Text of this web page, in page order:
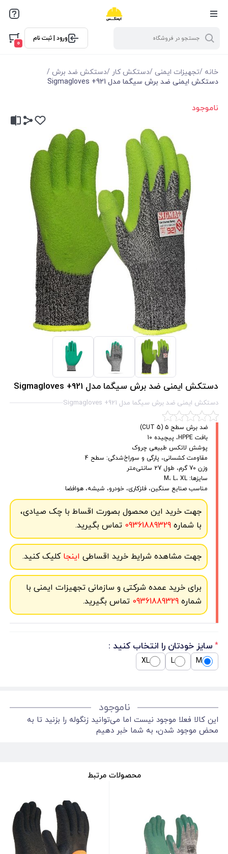
ورود | ثبت نام
0
خانه /تجهیزات ایمنی /دستکش کار /دستکش ضد برش /
دستکش ایمنی ضد برش سیگما مدل Sigmagloves +921
ناموجود
دستکش ایمنی ضد برش سیگما مدل Sigmagloves +921
دستکش ایمنی ضد برش سیگما مدل Sigmagloves +921
ضد برش سطح ۵ (CUT 5)
بافت HPPE، پیچیده 10
پوشش لاتکس طبیعی چروک
مقاومت کشسانی، پارگی و سوراخ‌شدگی: سطح 4
وزن 70 گرم، طول 27 سانتی‌متر
سایزها: M، L، XL
مناسب صنایع سنگین، فلزکاری، خودرو، شیشه، هوافضا
جهت خرید این محصول بصورت اقساط با چک صیادی،
با شماره09361889329 تماس بگیرید.
جهت مشاهده شرایط خرید اقساطی اینجاکلیک کنید.
برای خرید عمده شرکتی و سازمانی تجهیزات ایمنی با
شماره09361889329 تماس بگیرید.
* سایز خودتان را انتخاب کنید :
M
L
XL
ناموجود
این کالا فعلا موجود نیست اما می‌توانید زنگوله را بزنید تا به
محض موجود شدن، به شما خبر دهیم
محصولات مرتبط